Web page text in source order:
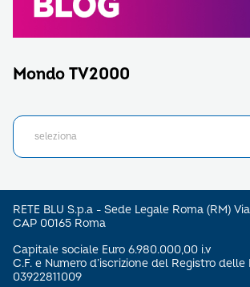
Mondo TV2000
RETE BLU S.p.a - Sede Legale Roma (RM)
CAP 00165 Roma
Capitale sociale Euro 6.980.000,00 i.v
C.F. e Numero d’iscrizione del Registro
03922811009